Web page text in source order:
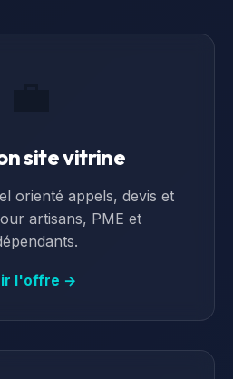
site vitrine
orienté appels, devis et
artisans, PME et
l'offre →